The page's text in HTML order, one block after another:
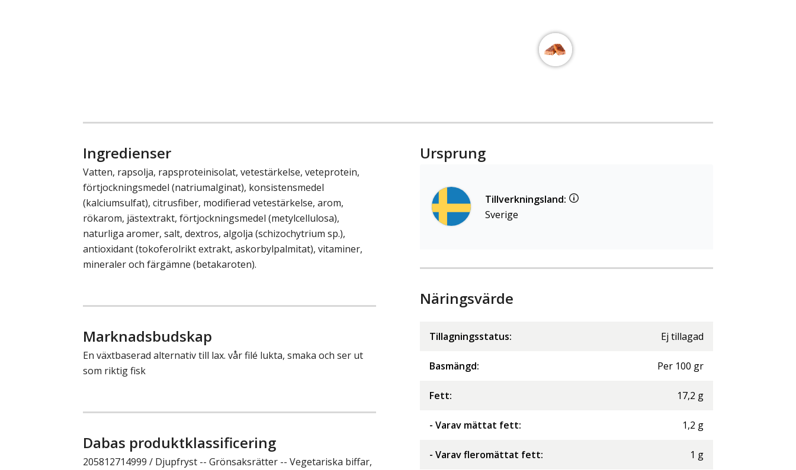
Ingredienser
Vatten, rapsolja, rapsproteinisolat, vetestärkelse, veteprotein,
förtjockningsmedel (natriumalginat), konsistensmedel
(kalciumsulfat), citrusfiber, modifierad vetestärkelse, arom,
rökarom, jästextrakt, förtjockningsmedel (metylcellulosa),
naturliga aromer, salt, dextros, algolja (schizochytrium sp.),
antioxidant (tokoferolrikt extrakt, askorbylpalmitat), vitaminer,
mineraler och färgämne (betakaroten).
Marknadsbudskap
En växtbaserad alternativ till lax. vår filé lukta, smaka och ser ut
som riktig fisk
Dabas produktklassificering
205812714999 / Djupfryst -- Grönsaksrätter -- Vegetariska biffar,
Ursprung
Tillverkningsland:
Sverige
Näringsvärde
Tillagningsstatus: Ej tillagad
Basmängd: Per 100 gr
Fett: 17,2 g
- Varav mättat fett: 1,2 g
- Varav fleromättat fett: 1 g